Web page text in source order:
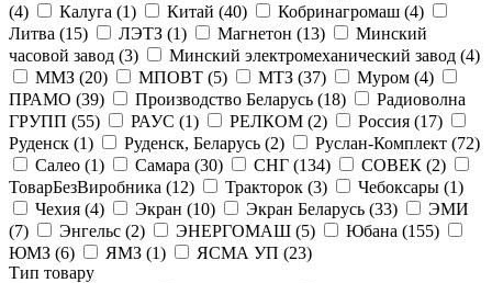
(4)
Калуга (1) Китай (40) Кобринагромаш (4)
Литва (15) ЛЭТЗ (1) Магнетон (13)
Минский
часовой завод (3) Минский электромеханический завод (4)
ММЗ (20) МПОВТ (5) МТЗ (37) Муром (4)
ПРАМО (39) Производство Беларусь (18)
Радиоволна
ГРУПП (55) РАУС (1) РЕЛКОМ (2) Россия (17)
Руденск (1) Руденск, Беларусь (2) Руслан-Комплект (72)
Салео (1) Самара (30) СНГ (134) СОВЕК (2)
ТоварБезВиробника (12) Тракторок (3) Чебоксары (1)
Чехия (4) Экран (10) Экран Беларусь (33)
ЭМИ
(7)
Энгельс (2) ЭНЕРГОМАШ (5) Юбана (155)
ЮМЗ (6) ЯМЗ (1) ЯСМА УП (23)
Тип товару